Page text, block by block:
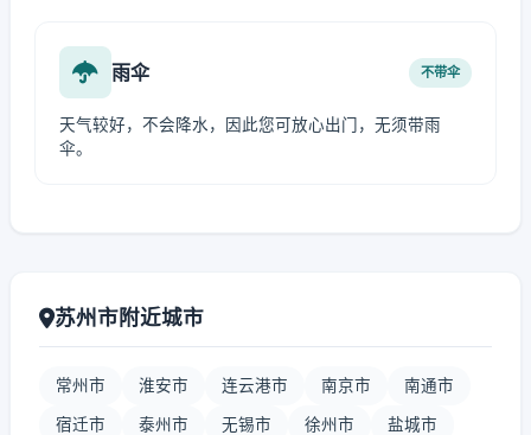
雨伞 不带伞
天气较好，不会降水，因此您可放心出门，无须带雨
伞。
苏州市附近城市
常州市 淮安市 连云港市 南京市 南通市
宿迁市 泰州市 无锡市 徐州市 盐城市